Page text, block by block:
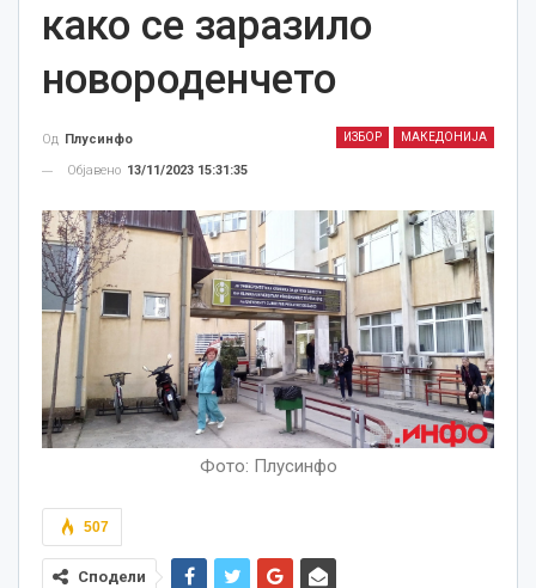
како се заразило
новороденчето
ИЗБОР МАКЕДОНИЈА
Од Плусинфо
Објавено 13/11/2023 15:31:35
Фото: Плусинфо
507
Сподели